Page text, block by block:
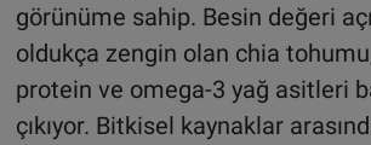
görünüme sahip. Besin değeri
oldukça zengin olan chia
protein ve omega-3 yağ asitleri
çıkıyor. Bitkisel kaynaklar